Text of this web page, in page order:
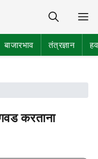
बाजारभाव तंत्रज्ञान
करताना